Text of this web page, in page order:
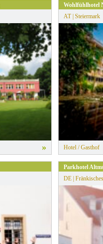
»
Wohlfühlhotel
AT | Steiermark
Hotel / Gasthof
Parkhotel
DE |